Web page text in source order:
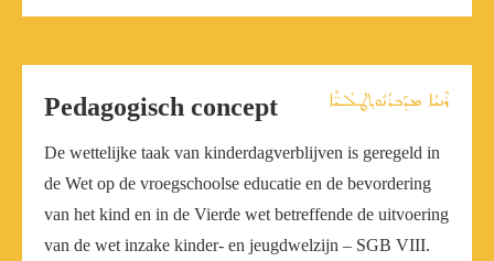
Pedagogisch concept
De wettelijke taak van kinderdagverblijven is geregeld in
de Wet op de vroegschoolse educatie en de bevordering
van het kind en in de Vierde wet betreffende de uitvoering
van de wet inzake kinder- en jeugdwelzijn – SGB VIII.